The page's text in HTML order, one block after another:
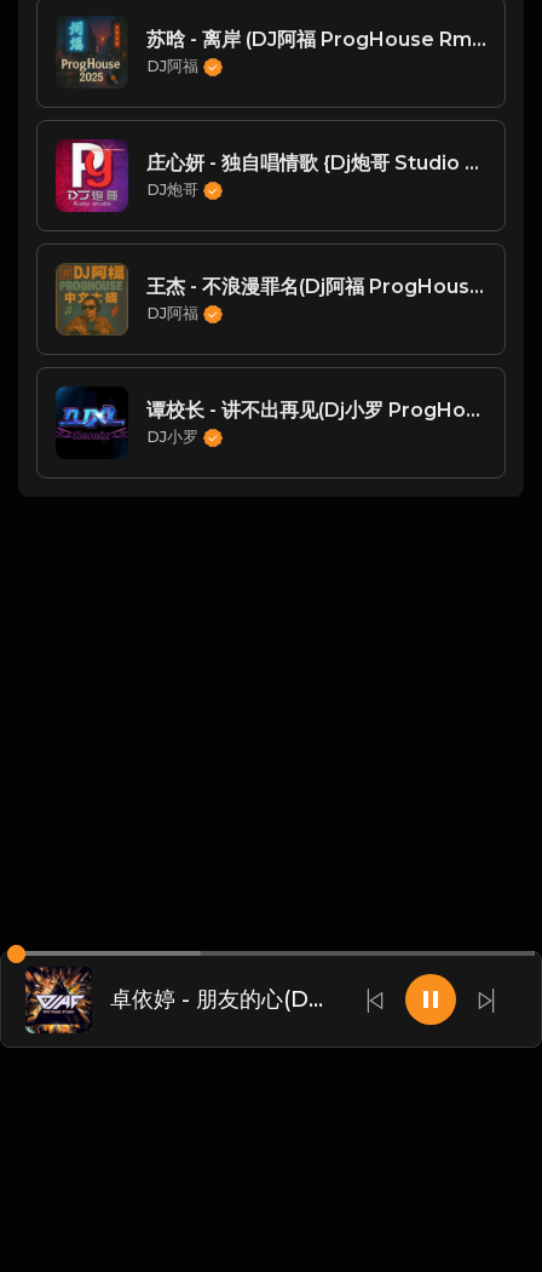
苏晗 - 离岸 (DJ阿福 ProgHouse Rmx 2024)
DJ阿福
庄心妍 - 独自唱情歌 {Dj炮哥 Studio Remix}
DJ炮哥
王杰 - 不浪漫罪名(Dj阿福 ProgHouse Mix粤语男)
DJ阿福
谭校长 - 讲不出再见(Dj小罗 ProgHouse Mix粤语男)
DJ小罗
卓依婷 - 朋友的心(Dj阿福 ProgHouse Rmx 2024)